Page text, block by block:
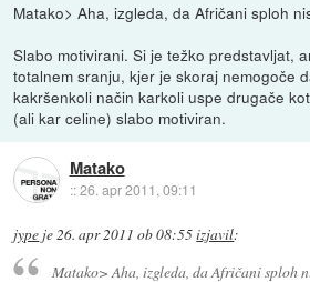
Matako> Aha, izgleda, da Afričani sploh
Slabo motivirani. Si je težko predstavljat,
totalnem sranju, kjer je skoraj nemogoče
kakršenkoli način karkoli uspe drugače
(ali kar celine) slabo motiviran.
Matako
::26. apr 2011, 09:11
jype je26. apr 2011 ob 08:55izjavil:
Matako> Aha, izgleda, da Afričani sploh